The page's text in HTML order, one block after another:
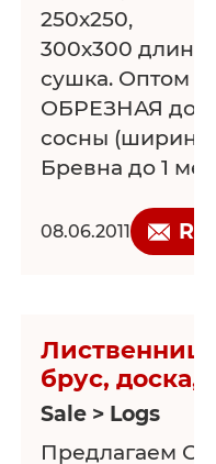
250х250,
300х300 длина
сушка. Оптом и
ОБРЕЗНАЯ
сосны (ширина
Бревна до 1
Половая
вагонка,
материала
оборудовании.
Возможно
08.06.2011
брус, доска,
Sale > Logs
Предлагаем